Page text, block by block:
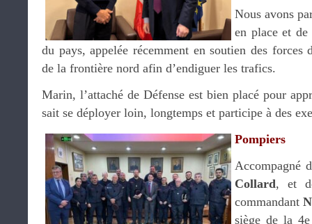
Nous avons
en place et de
du pays, appelée récemment en soutien des
de la frontière nord afin d’endiguer les trafics.
Marin, l’attaché de Défense est bien placé pour
sait se déployer loin, longtemps et participe à des
Pompiers
Accompagné
Collard, et
commandant
siège de la